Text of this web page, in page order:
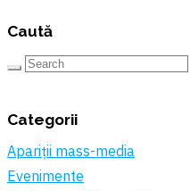
Caută
Categorii
Apariții mass-media
Evenimente